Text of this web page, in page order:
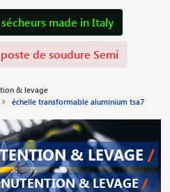
made in Italy
de soudure Semi
& levage
échelle transformable aluminium tsa7
& LEVAGE /
& LEVAGE /